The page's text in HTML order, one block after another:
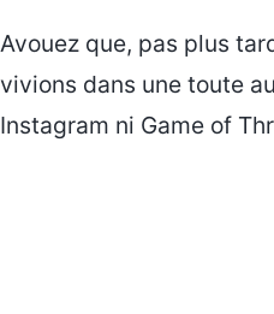
Avouez que, pas plus
vivions dans une toute
Instagram ni Game of